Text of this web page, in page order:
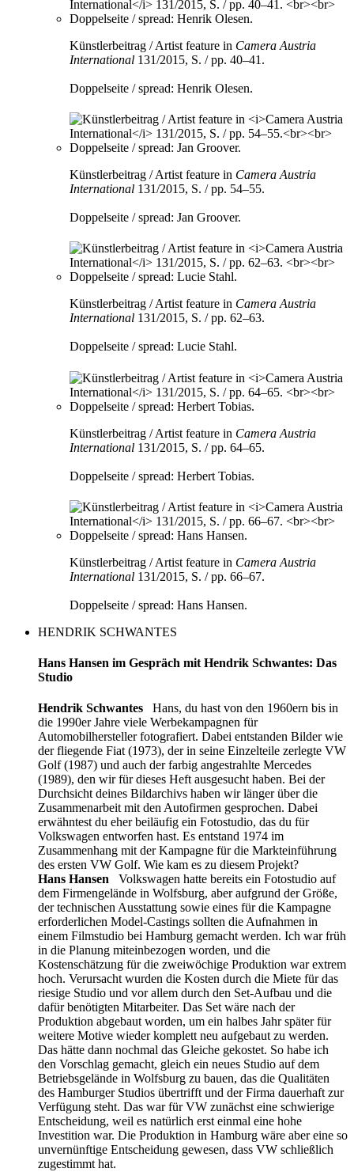
Künstlerbeitrag / Artist feature in Camera Austria
International 131/2015, S. / pp. 40–41.
Doppelseite / spread: Henrik Olesen.
Künstlerbeitrag / Artist feature in Camera Austria
International 131/2015, S. / pp. 54–55.
Doppelseite / spread: Jan Groover.
Künstlerbeitrag / Artist feature in Camera Austria
International 131/2015, S. / pp. 62–63.
Doppelseite / spread: Lucie Stahl.
Künstlerbeitrag / Artist feature in Camera Austria
International 131/2015, S. / pp. 64–65.
Doppelseite / spread: Herbert Tobias.
Künstlerbeitrag / Artist feature in Camera Austria
International 131/2015, S. / pp. 66–67.
Doppelseite / spread: Hans Hansen.
HENDRIK SCHWANTES
Hans Hansen im Gespräch mit Hendrik Schwantes: Das
Studio
Hendrik Schwantes Hans, du hast von den 1960ern bis in
die 1990er Jahre viele Werbekampagnen für
Automobilhersteller fotografiert. Dabei entstanden Bilder wie
der fliegende Fiat (1973), der in seine Einzelteile zerlegte VW
Golf (1987) und auch der farbig angestrahlte Mercedes
(1989), den wir für dieses Heft ausgesucht haben. Bei der
Durchsicht deines Bildarchivs haben wir länger über die
Zusammenarbeit mit den Autofirmen gesprochen. Dabei
erwähntest du eher beiläufig ein Fotostudio, das du für
Volkswagen entworfen hast. Es entstand 1974 im
Zusammenhang mit der Kampagne für die Markteinführung
des ersten VW Golf. Wie kam es zu diesem Projekt?
Hans Hansen Volkswagen hatte bereits ein Fotostudio auf
dem Firmengelände in Wolfsburg, aber aufgrund der Größe,
der technischen Ausstattung sowie eines für die Kampagne
erforderlichen Model-Castings sollten die Aufnahmen in
einem Filmstudio bei Hamburg gemacht werden. Ich war früh
in die Planung miteinbezogen worden, und die
Kostenschätzung für die zweiwöchige Produktion war extrem
hoch. Verursacht wurden die Kosten durch die Miete für das
riesige Studio und vor allem durch den Set-Aufbau und die
dafür benötigten Mitarbeiter. Das Set wäre nach der
Produktion abgebaut worden, um ein halbes Jahr später für
weitere Motive wieder komplett neu aufgebaut zu werden.
Das hätte dann nochmal das Gleiche gekostet. So habe ich
den Vorschlag gemacht, gleich ein neues Studio auf dem
Betriebsgelände in Wolfsburg zu bauen, das die Qualitäten
des Hamburger Studios übertrifft und der Firma dauerhaft zur
Verfügung steht. Das war für VW zunächst eine schwierige
Entscheidung, weil es natürlich erst einmal eine hohe
Investition war. Die Produktion in Hamburg wäre aber eine so
unvernünftige Entscheidung gewesen, dass VW schließlich
zugestimmt hat.